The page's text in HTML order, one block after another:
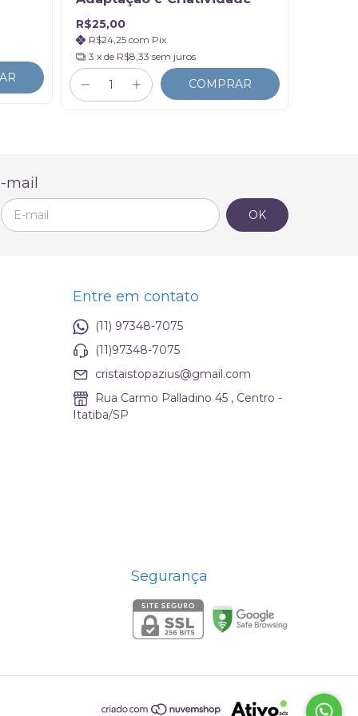
R$25,00
R$24,25 com Pix
3 x de R$8,33 sem juros
COMPRAR
mail
Entre em contato
(11) 97348-7075
(11)97348-7075
cristaistopazius@gmail.com
Rua Carmo Palladino 45 , Centro -
Itatiba/SP
Segurança